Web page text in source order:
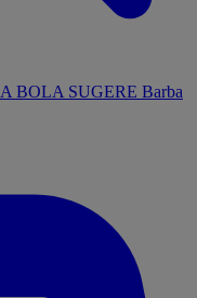
A BOLA SUGERE Barba